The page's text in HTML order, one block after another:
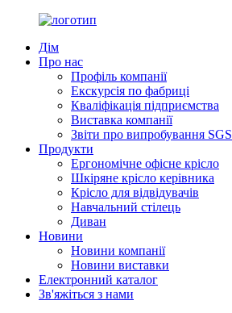
Дім
Про нас
Профіль компанії
Екскурсія по фабриці
Кваліфікація підприємства
Виставка компанії
Звіти про випробування SGS
Продукти
Ергономічне офісне крісло
Шкіряне крісло керівника
Крісло для відвідувачів
Навчальний стілець
Диван
Новини
Новини компанії
Новини виставки
Електронний каталог
Зв'яжіться з нами